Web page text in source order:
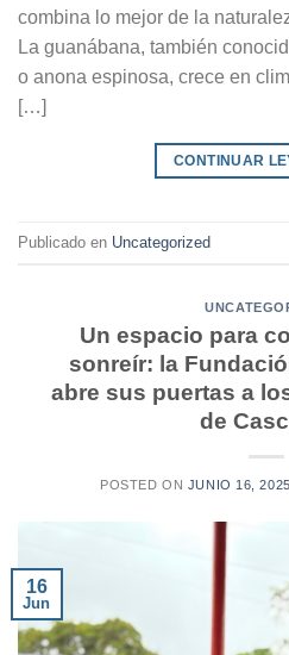
combina lo mejor de la
La guanábana, también
o anona espinosa, crece en
[…]
CONTINUAR
Publicado en Uncategorized
Un espacio para
sonreír: la
abre sus puertas a
de
POSTED ON JUNIO 16, 2025
16
Jun